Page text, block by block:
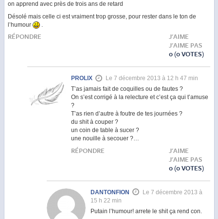
on apprend avec près de trois ans de retard
Désolé mais celle ci est vraiment trop grosse, pour rester dans le ton de
l’humour
J'AIME
J'AIME PAS
0(0 VOTES)
RÉPONDRE
PROLIX
Le 7 décembre 2013 à 12 h 47 min
T’as jamais fait de coquilles ou de fautes ?
On s’est corrigé à la relecture et c’est ça qui t’amuse
?
T’as rien d’autre à foutre de tes journées ?
du shit à couper ?
un coin de table à sucer ?
une nouille à secouer ?…
J'AIME
J'AIME PAS
0(0 VOTES)
RÉPONDRE
DANTONFION
Le 7 décembre 2013 à
15 h 22 min
Putain l’humour! arrete le shit ça rend con.